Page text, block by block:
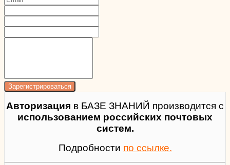
Авторизация в БАЗЕ ЗНАНИЙ производится с
использованием российских почтовых
систем.
Подробности по ссылке.